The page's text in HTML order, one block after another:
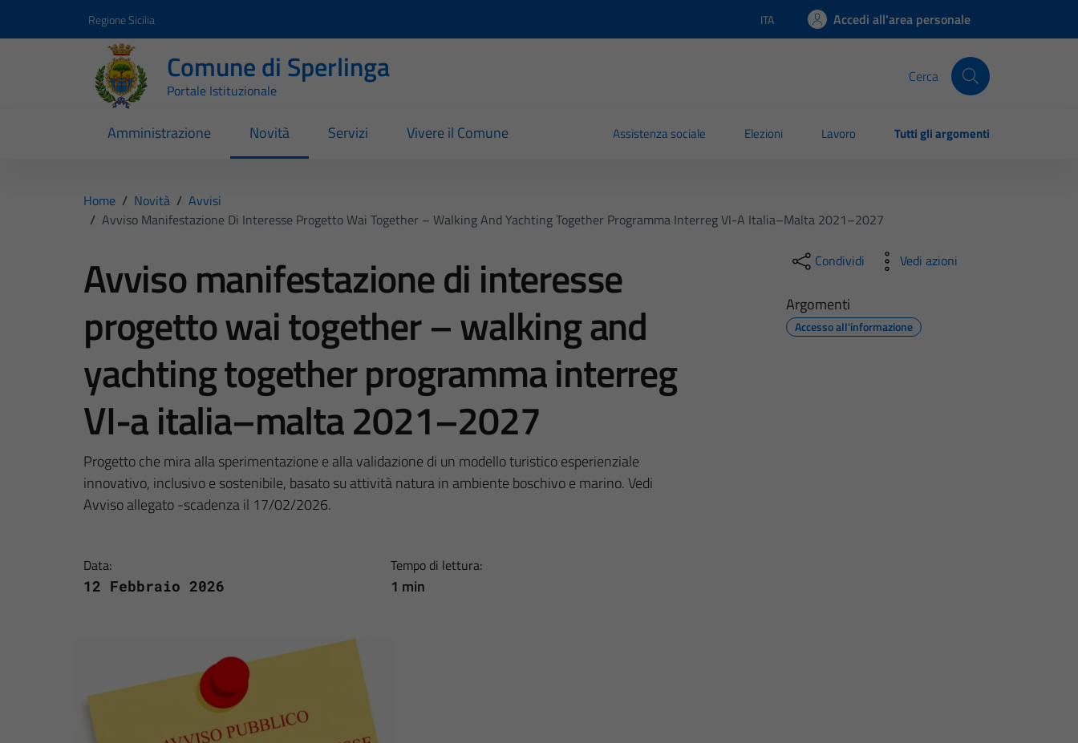
Regione Sicilia Lingua attiva:
ITA Accedi all'area personale
Comune di Sperlinga
Portale Istituzionale
Cerca
Amministrazione Novità Servizi Vivere il Comune Assistenza sociale Elezioni Lavoro Tutti gli argomenti
Home / Novità / Avvisi
/ Avviso Manifestazione Di Interesse Progetto Wai Together – Walking And Yachting Together Programma Interreg VI-A Italia–Malta 2021–2027
Avviso manifestazione di interesse
progetto wai together – walking and
yachting together programma interreg
VI-a italia–malta 2021–2027
Progetto che mira alla sperimentazione e alla validazione di un modello turistico esperienziale
innovativo, inclusivo e sostenibile, basato su attività natura in ambiente boschivo e marino. Vedi
Avviso allegato -scadenza il 17/02/2026.
Data:
12 Febbraio 2026
Tempo di lettura:
1 min
Condividi Vedi azioni
Argomenti
Accesso all'informazione